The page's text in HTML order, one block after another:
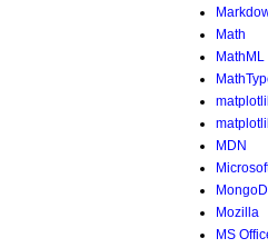
Math
MathML
MDN
Mozilla
MS